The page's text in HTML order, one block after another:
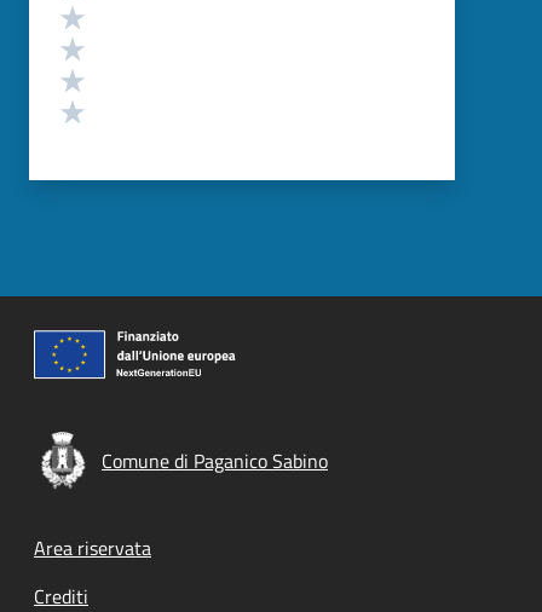
Comune di Paganico Sabino
Footer menu
Area riservata
Crediti